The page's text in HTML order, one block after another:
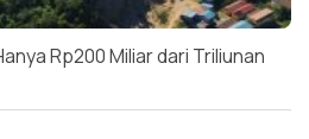
Rp200 Miliar dari Triliunan